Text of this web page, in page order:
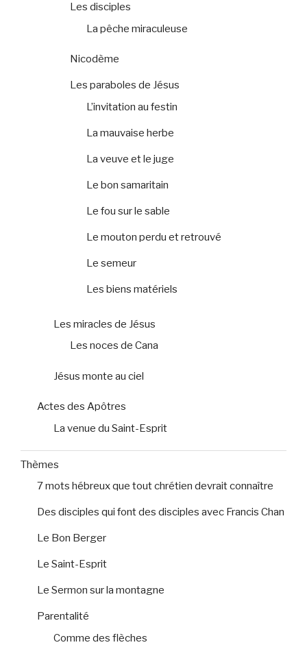
Les disciples
La pêche miraculeuse
Nicodème
Les paraboles de Jésus
L’invitation au festin
La mauvaise herbe
La veuve et le juge
Le bon samaritain
Le fou sur le sable
Le mouton perdu et retrouvé
Le semeur
Les biens matériels
Les miracles de Jésus
Les noces de Cana
Jésus monte au ciel
Actes des Apôtres
La venue du Saint-Esprit
Thèmes
7 mots hébreux que tout chrétien devrait connaître
Des disciples qui font des disciples avec Francis Chan
Le Bon Berger
Le Saint-Esprit
Le Sermon sur la montagne
Parentalité
Comme des flèches